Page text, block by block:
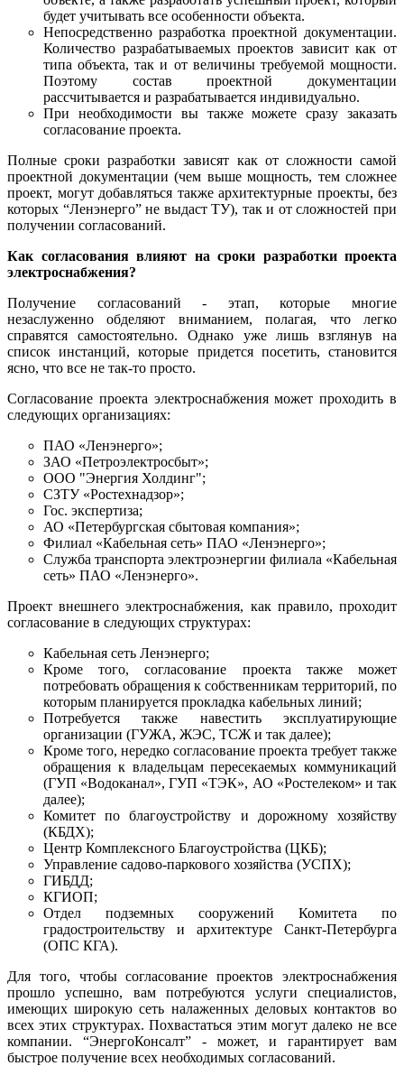
будет учитывать все особенности объекта.
Непосредственно разработка проектной документации.
Количество разрабатываемых проектов зависит как от
типа объекта, так и от величины требуемой мощности.
Поэтому состав проектной документации
рассчитывается и разрабатывается индивидуально.
При необходимости вы также можете сразу заказать
согласование проекта.
Полные сроки разработки зависят как от сложности самой
проектной документации (чем выше мощность, тем сложнее
проект, могут добавляться также архитектурные проекты, без
которых “Ленэнерго” не выдаст ТУ), так и от сложностей при
получении согласований.
Как согласования влияют на сроки разработки проекта
электроснабжения?
Получение согласований - этап, которые многие
незаслуженно обделяют вниманием, полагая, что легко
справятся самостоятельно. Однако уже лишь взглянув на
список инстанций, которые придется посетить, становится
ясно, что все не так-то просто.
Согласование проекта электроснабжения может проходить в
следующих организациях:
ПАО «Ленэнерго»;
ЗАО «Петроэлектросбыт»;
ООО "Энергия Холдинг";
СЗТУ «Ростехнадзор»;
Гос. экспертиза;
АО «Петербургская сбытовая компания»;
Филиал «Кабельная сеть» ПАО «Ленэнерго»;
Служба транспорта электроэнергии филиала «Кабельная
сеть» ПАО «Ленэнерго».
Проект внешнего электроснабжения, как правило, проходит
согласование в следующих структурах:
Кабельная сеть Ленэнерго;
Кроме того, согласование проекта также может
потребовать обращения к собственникам территорий, по
которым планируется прокладка кабельных линий;
Потребуется также навестить эксплуатирующие
организации (ГУЖА, ЖЭС, ТСЖ и так далее);
Кроме того, нередко согласование проекта требует также
обращения к владельцам пересекаемых коммуникаций
(ГУП «Водоканал», ГУП «ТЭК», АО «Ростелеком» и так
далее);
Комитет по благоустройству и дорожному хозяйству
(КБДХ);
Центр Комплексного Благоустройства (ЦКБ);
Управление садово-паркового хозяйства (УСПХ);
ГИБДД;
КГИОП;
Отдел подземных сооружений Комитета по
градостроительству и архитектуре Санкт-Петербурга
(ОПС КГА).
Для того, чтобы согласование проектов электроснабжения
прошло успешно, вам потребуются услуги специалистов,
имеющих широкую сеть налаженных деловых контактов во
всех этих структурах. Похвастаться этим могут далеко не все
компании. “ЭнергоКонсалт” - может, и гарантирует вам
быстрое получение всех необходимых согласований.